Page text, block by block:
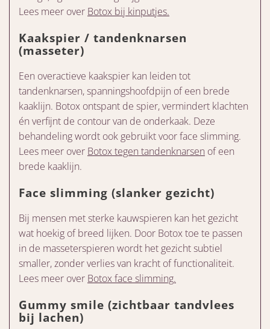
Lees meer over Botox bij kinputjes.
Kaakspier / tandenknarsen
(masseter)
Een overactieve kaakspier kan leiden tot
tandenknarsen, spanningshoofdpijn of een brede
kaaklijn. Botox ontspant de spier, vermindert klachten
én verfijnt de contour van de onderkaak. Deze
behandeling wordt ook gebruikt voor face slimming.
Lees meer over Botox tegen tandenknarsen of een
brede kaaklijn.
Face slimming (slanker gezicht)
Bij mensen met sterke kauwspieren kan het gezicht
wat hoekig of breed lijken. Door Botox toe te passen
in de masseterspieren wordt het gezicht subtiel
smaller, zonder verlies van kracht of functionaliteit.
Lees meer over Botox face slimming.
Gummy smile (zichtbaar tandvlees
bij lachen)